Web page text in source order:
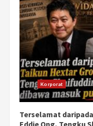
Korporat
Terselamat
Eddie Ong, Tengku